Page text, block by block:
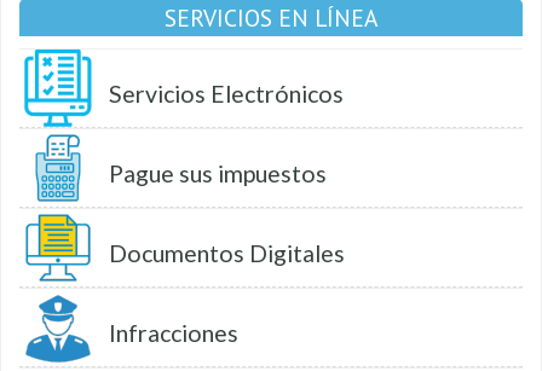
SERVICIOS EN LÍNEA
Servicios Electrónicos
Pague sus impuestos
Documentos Digitales
Infracciones